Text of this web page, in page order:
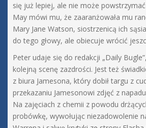
się już lepiej, ale nie może
May mówi mu, że zaaranżowała mu
Mary Jane Watson, siostrzenicą ich
do tego głowy, ale obiecuje wrócić
Peter udaje się do redakcji „Daily
kolejną scenę zazdrości. Jest też
z biura Jamesona, który dobił targu z
przekazaniu Jamesonowi zdjęć z
Na zajęciach z chemii z powodu
probówkę, wywołując niezadowolenie